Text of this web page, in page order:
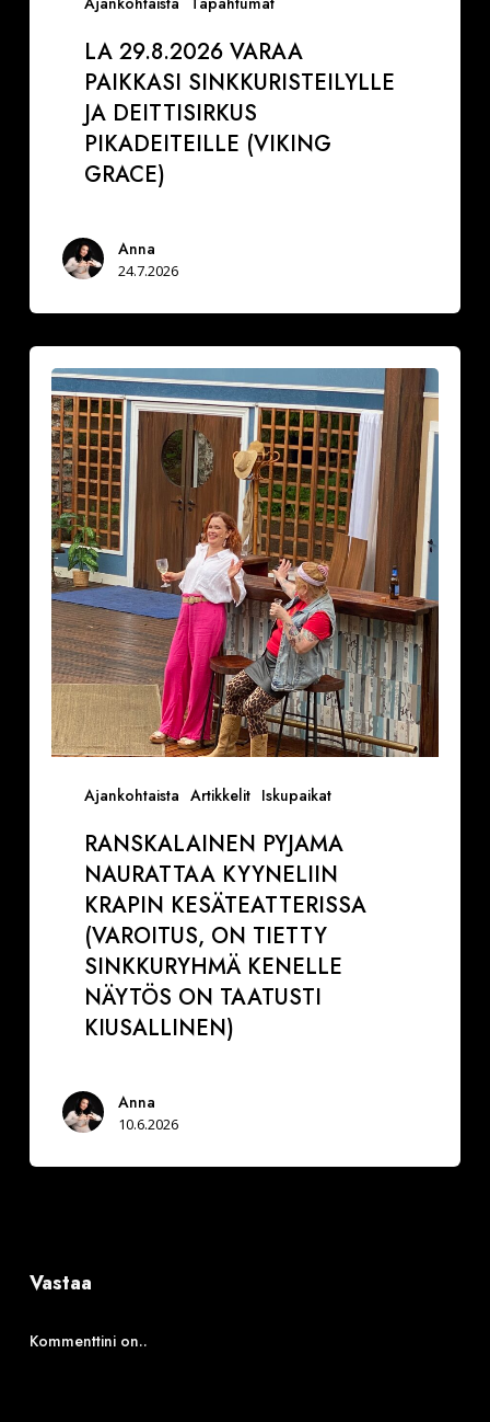
LA 29.8.2026 VARAA
PAIKKASI SINKKURISTEILYLLE
JA DEITTISIRKUS
PIKADEITEILLE (VIKING
GRACE)
Anna
24.7.2026
Ajankohtaista Artikkelit Iskupaikat
pyjama
naurattaa
kyyneliin
Krapin
kesäteatterissa
(VAROITUS,
ON
TIETTY
SINKKURYHMÄ
KENELLE
NÄYTÖS
ON
TAATUSTI
KIUSALLINEN)
RANSKALAINEN PYJAMA
NAURATTAA KYYNELIIN
KRAPIN KESÄTEATTERISSA
(VAROITUS, ON TIETTY
SINKKURYHMÄ KENELLE
NÄYTÖS ON TAATUSTI
KIUSALLINEN)
Anna
10.6.2026
Vastaa
Kommenttini on..